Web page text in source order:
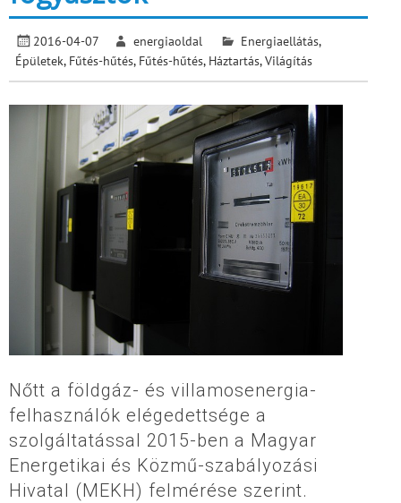
2016-04-07 energiaoldal Energiaellátás,
Épületek, Fűtés-hűtés, Fűtés-hűtés, Háztartás,Világítás
Nőtt a földgáz- és villamosenergia-
felhasználók elégedettsége a
szolgáltatással 2015-ben a Magyar
Energetikai és Közmű-szabályozási
Hivatal (MEKH) felmérése szerint.